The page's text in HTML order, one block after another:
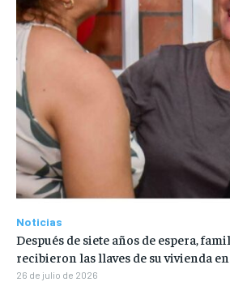
Noticias
Después de siete años de espera,
recibieron las llaves de su vivienda
26 de julio de 2026